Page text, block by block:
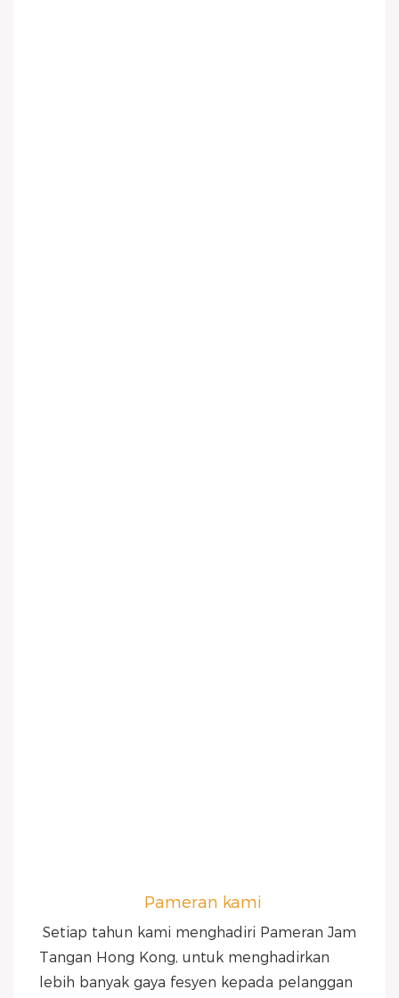
Pameran kami
Setiap tahun kami menghadiri Pameran Jam
Tangan Hong Kong, untuk menghadirkan
lebih banyak gaya fesyen kepada pelanggan